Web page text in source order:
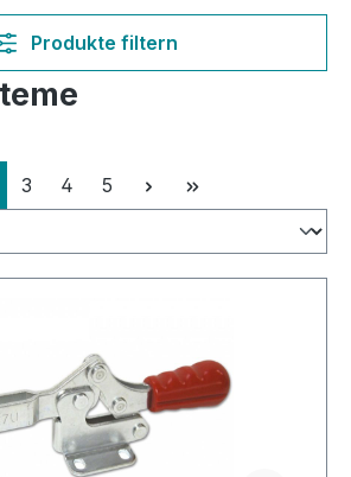
Produkte filtern
Seite
3 Seite
4 Seite
5